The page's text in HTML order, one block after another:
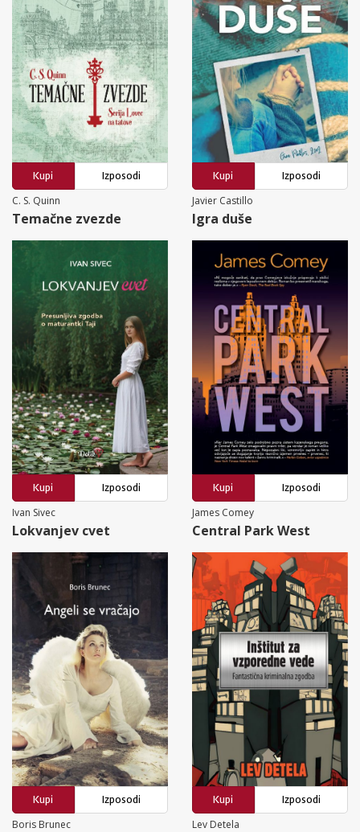
Kupi
Izposodi
C. S. Quinn
Temačne zvezde
Kupi
Izposodi
Javier Castillo
Igra duše
Kupi
Izposodi
Ivan Sivec
Lokvanjev cvet
Kupi
Izposodi
James Comey
Central Park West
Kupi
Izposodi
Boris Brunec
Kupi
Izposodi
Lev Detela